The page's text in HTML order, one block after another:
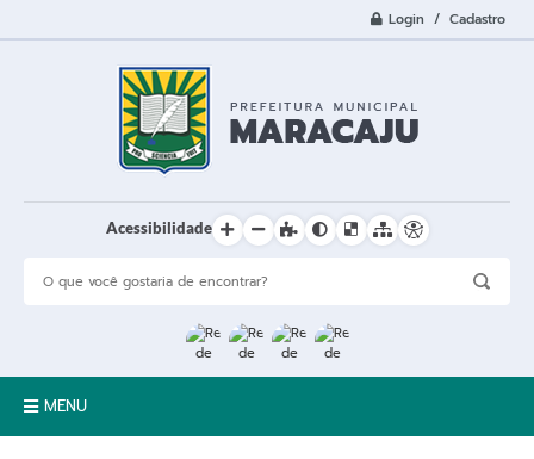
Login / Cadastro
Acessibilidade
MENU